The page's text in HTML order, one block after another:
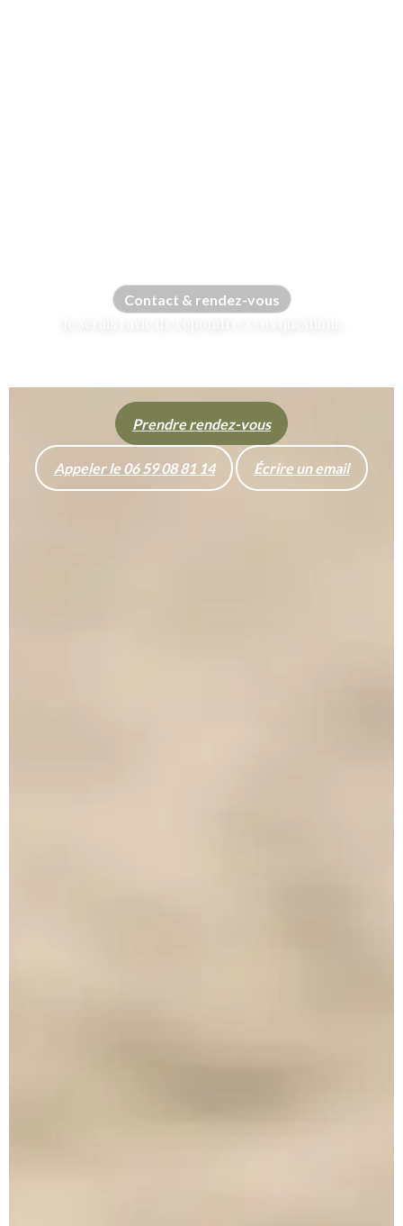
Contact & rendez-vous
Prendre rendez-vous
Appeler le 06 59 08 81 14 Écrire un email